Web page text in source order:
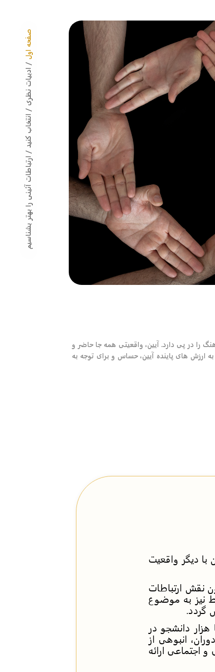
صفحه اول
/ ادبیات نظری
/ انتخاب کنید
/ ارتباطات آئینی را بهتر بشناسیم
را در پی دارد. آیین، واقعیتی همه جا حاضر و
ارزش های پاینده آیین، حساس و برای توجه به
دیگر واقعیت
نقش ارتباطات
نیز به موضوع
گردد.
دانشجو در
انبوهی از
اجتماعی ارائه